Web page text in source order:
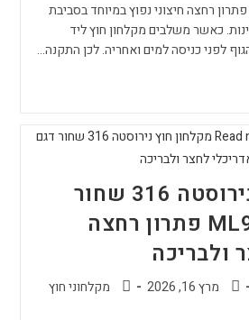
רחצה חיצוני נפוץ במיוחד בסביבת
כאשר משלבים מקלחון חוץ ליד
לפני כניסה למים ואחריה. לכן התקנה…
מקלחון חוץ נירוסטה 316 שחור
דגם ML9008MB פתרון רחצה
ולבריכה
מרץ 16, 2026 מקלחוני חוץ